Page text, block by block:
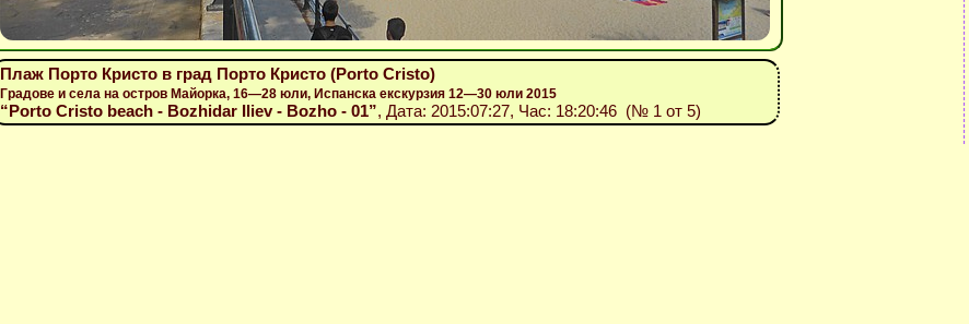
Плаж Порто Кристо в град Порто Кристо (Porto Cristo)
Градове и села на остров Майорка, 16—28 юли, Испанска екскурзия 12—30 юли 2015
“Porto Cristo beach - Bozhidar Iliev - Bozho - 01”, Дата: 2015:07:27, Час: 18:20:46 (№ 1 от 5)